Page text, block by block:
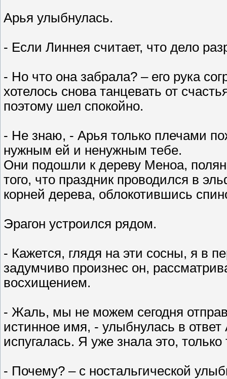
Арья улыбнулась.
- Если Линнея считает, что дело
- Но что она забрала? – его рука
хотелось снова танцевать от
поэтому шел спокойно.
- Не знаю, - Арья только плечами
нужным ей и ненужным тебе.
Они подошли к дереву Меноа,
того, что праздник проводился в
корней дерева, облокотившись
Эрагон устроился рядом.
- Кажется, глядя на эти сосны, я в
задумчиво произнес он,
восхищением.
- Жаль, мы не можем сегодня
истинное имя, - улыбнулась в
испугалась. Я уже знала это,
- Почему? – с ностальгической